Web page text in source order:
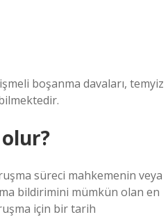
boşanma davaları, temyiz
süreci mahkemenin veya
bildirimini mümkün olan en
için bir tarih